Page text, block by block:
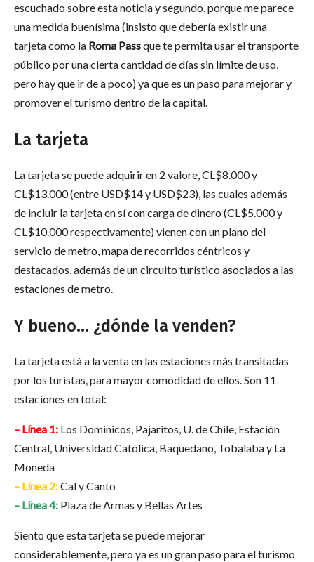
escuchado sobre esta noticia y segundo, porque me parece
una medida buenísima (insisto que debería existir una
tarjeta como la Roma Passque te permita usar el transporte
público por una cierta cantidad de días sin límite de uso,
pero hay que ir de a poco) ya que es un paso para mejorar y
promover el turismo dentro de la capital.
La tarjeta
La tarjeta se puede adquirir en 2 valore, CL$8.000 y
CL$13.000 (entre USD$14 y USD$23), las cuales además
de incluir la tarjeta en sí con carga de dinero (CL$5.000 y
CL$10.000 respectivamente) vienen con un plano del
servicio de metro, mapa de recorridos céntricos y
destacados, además de un circuito turístico asociados a las
estaciones de metro.
Y bueno… ¿dónde la venden?
La tarjeta está a la venta en las estaciones más transitadas
por los turistas, para mayor comodidad de ellos. Son 11
estaciones en total:
– Línea 1: Los Dominicos, Pajaritos, U. de Chile, Estación
Central, Universidad Católica, Baquedano, Tobalaba y La
Moneda
– Línea 2:Cal y Canto
– Línea 4: Plaza de Armas y Bellas Artes
Siento que esta tarjeta se puede mejorar
considerablemente, pero ya es un gran paso para el turismo